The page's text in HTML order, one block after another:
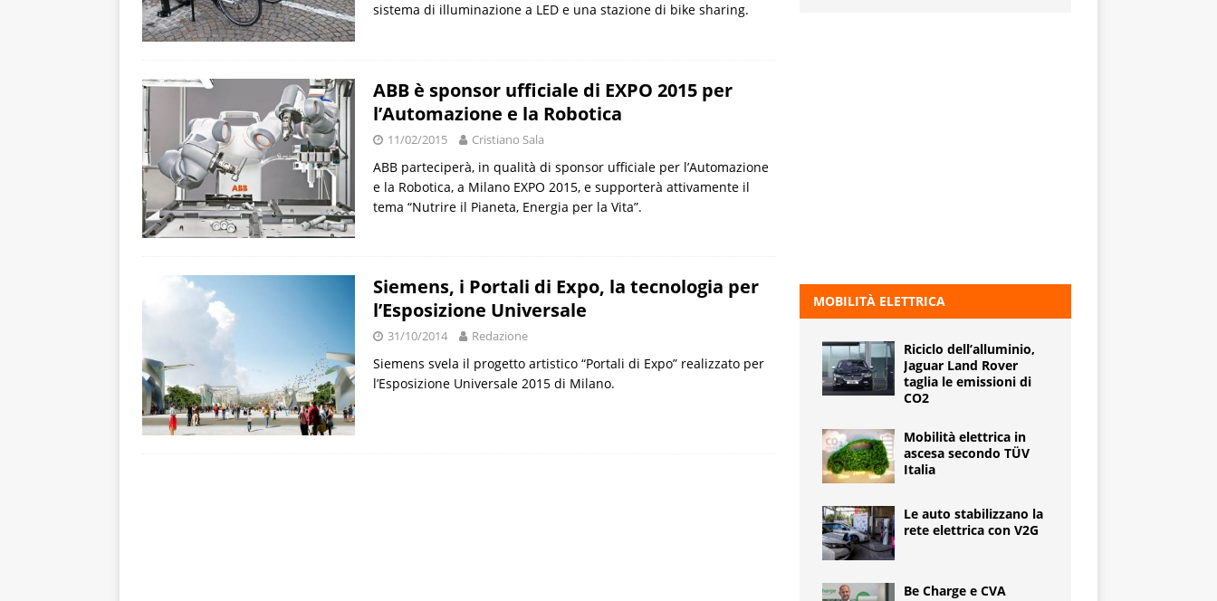
sistema di illuminazione a LED e una stazione di bike sharing.
ABB è sponsor ufficiale di EXPO 2015 per
l’Automazione e la Robotica
11/02/2015 Cristiano Sala
ABB parteciperà, in qualità di sponsor ufficiale per l’Automazione
e la Robotica, a Milano EXPO 2015, e supporterà attivamente il
tema “Nutrire il Pianeta, Energia per la Vita”.
Siemens, i Portali di Expo, la tecnologia per
l’Esposizione Universale
31/10/2014 Redazione
Siemens svela il progetto artistico “Portali di Expo” realizzato per
l’Esposizione Universale 2015 di Milano.
MOBILITÀ ELETTRICA
Riciclo dell’alluminio,
Jaguar Land Rover
taglia le emissioni di
CO2
Mobilità elettrica in
ascesa secondo TÜV
Italia
Le auto stabilizzano la
rete elettrica con V2G
Be Charge e CVA